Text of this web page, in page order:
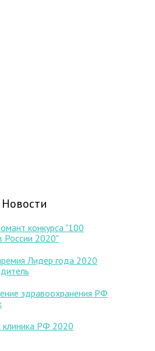
Новости
конкурса "100
России 2020"
Лидер года 2020
здравоохранения РФ
клиника РФ 2020